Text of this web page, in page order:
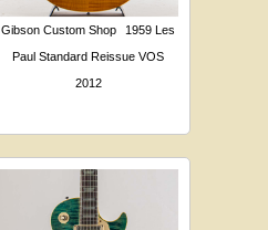
Gibson Custom Shop
1959 Les
Paul Standard Reissue VOS
2012